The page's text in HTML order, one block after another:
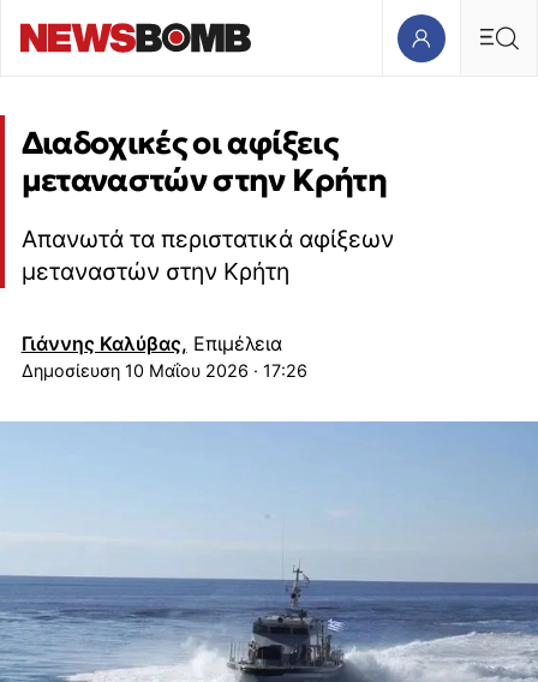
Διαδοχικές οι αφίξεις
μεταναστών στην Κρήτη
Απανωτά τα περιστατικά αφίξεων
μεταναστών στην Κρήτη
Γιάννης Καλύβας, Επιμέλεια
10 Μαΐου 2026 · 17:26